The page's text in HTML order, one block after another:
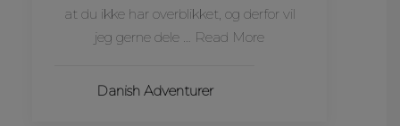
at du ikke har overblikket, og derfor vil
jeg gerne dele … Read More
Danish Adventurer